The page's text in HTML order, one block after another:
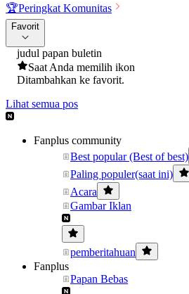
🏆Peringkat Komunitas
Favorit
judul papan buletin
Saat Anda memilih ikon
Ditambahkan ke favorit.
Lihat semua pos
Fanplus community
Best popular (Best of best)
Paling populer(saat ini)
Acara
Gambar Iklan
pemberitahuan
Fanplus
Papan Bebas